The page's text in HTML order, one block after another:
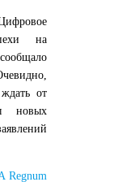
на
от
новых
Regnum